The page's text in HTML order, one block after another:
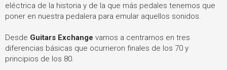
eléctrica de la historia y de la que más pedales tenemos que
poner en nuestra pedalera para emular aquellos sonidos.
Desde Guitars Exchange vamos a centrarnos en tres
diferencias básicas que ocurrieron finales de los 70 y
principios de los 80.